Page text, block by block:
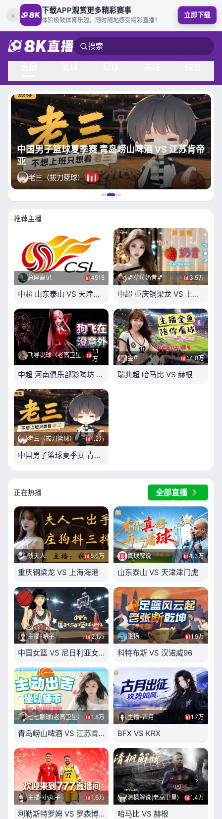
× 下载APP观赏更多精彩赛事
体验极致体育乐趣，随时随地感受精彩直播！
立即下载
搜索
中国男子篮球夏季赛 青岛崂山啤酒 VS 江苏肯帝
亚
老三（拔刀篮球）
推荐主播
总座高见 4515
中超 山东泰山 VS 天津津门虎
💕草莓奶昔💕 3.5万
中超 重庆铜梁龙 VS 上海海港
飞导说球（老高卫星）
1.1
万
中超 河南俱乐部彩陶坊 VS 青岛西海岸
金鱼 14.8万
瑞典超 哈马比 VS 赫根
老三（拔刀篮球） 1.2万
中国男子篮球夏季赛 青岛崂山啤酒 VS 江苏肯帝亚
正在热播 全部直播
钱夫人 5.6万
重庆铜梁龙 VS 上海海港
真球解说 4.3万
山东泰山 VS 天津津门虎
主播-晴子 2.1万
中国女篮 VS 尼日利亚女篮
张扬. 1.9万
科特布斯 VS 汉诺威96
七七聊球(老高卫星） 1.8万
青岛崂山啤酒 VS 江苏肯帝亚
主播-古月 1.7万
BFX VS KRX
主播-小丸子 1.6万
利勒斯特罗姆 VS 罗森博格
清枫解说(老高卫星) 1.4万
哈马比 VS 赫根